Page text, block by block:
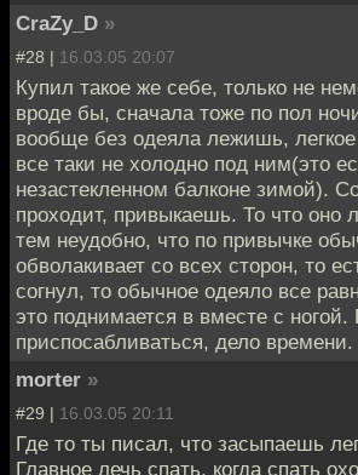
CraZy_D »
#28 | 16.03.05 20:07
Купил такое же себе, только не
вроде бы, сначала тоже по пол
вообще без одеяла лежишь,
все таки не холодно под ним(это
незастекленном балконе зимой).
проходит, привыкаешь. То что оно
тем неудобно, что по привычке
обволакивает со всех сторон, то
согнул, то обычное одеяло все
это поднимается в вместе с ногой.
приспосабливаться, дело времени.
morter »
#29 | 16.03.05 20:11
Где то ты писал, что засыпаешь
Главное лечь спать, когда спать